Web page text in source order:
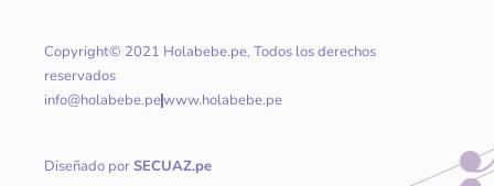
Copyright© 2021 Holabebe.pe, Todos los derechos
reservados
info@holabebe.pewww.holabebe.pe
Diseñado porSECUAZ.pe